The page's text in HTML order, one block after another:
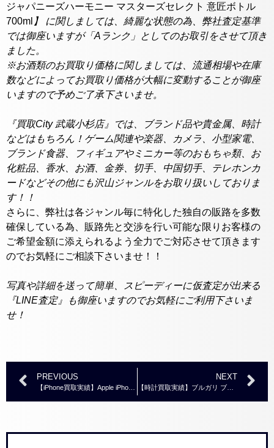
ジャパニーズハーモニー マスターズセレクト 意匠ボトル
700ml 】 に関しましては、綺麗な状態の為、弊社査定基準
では御座いますが「Aランク」としてのお取引をさせて頂き
ました。
※お酒類のお買取り価格に関しましては、流通相場や在庫
数などによってお買取り価格が大幅に変動することが御座
いますので予めご了承下さいませ。
『買取City 武蔵小杉店』では、ブランド品や貴金属、時計
などはもちろん！ゲーム関連や楽器、カメラ、小型家電、
ブランド食器、フィギュアやミニカー等のおもちゃ類、お
化粧品、香水、お酒、金券、切手、中国切手、テレホンカ
ードなどその他にも沢山ジャンルをお取り扱いしておりま
す！！
さらに、弊社は各ジャンル毎に特化した独自の販路を多数
確保している為、販路先と交渉を行い可能な限りお客様の
ご希望金額に添えられるよう全力でご対応させて頂きます
のでお気軽にご相談下さいませ！！
写真や詳細を送って簡単、スピーディーに仮査定が出来る
『LINE査定』も御座いますのでお気軽にご利用下さいま
せ！
PREVIOUS NEXT
【時計買取実績】ブルガリ ブルガリブルガリ BB33SS 時計